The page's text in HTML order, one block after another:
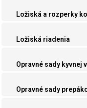
Ložiská a rozperky
Ložiská riadenia
Opravné sady kyvnej
Opravné sady